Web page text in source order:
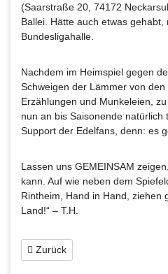
(Saarstraße 20, 74172
Ballei. Hätte auch etwas gehabt,
Bundesligahalle.
Nachdem im Heimspiel gegen
Schweigen der Lämmer von
Erzählungen und Munkeleien,
nun an bis Saisonende natürlich
Support der Edelfans, denn: es
Lassen uns GEMEINSAM
kann. Auf wie neben dem
Rintheim, Hand in Hand, ziehen
Land!“ – T.H.
Zurück